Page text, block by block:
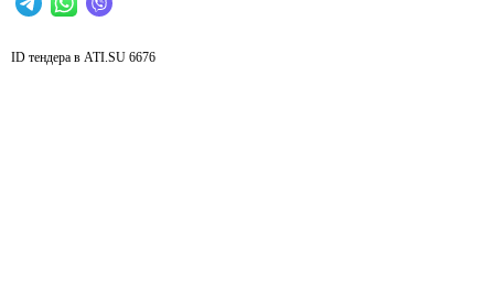
ID тендера в ATI.SU 6676